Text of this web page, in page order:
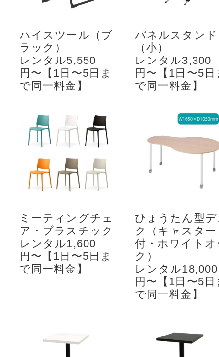
ハイスツール（ブ
ラック）
レンタル5,550
円〜【1日〜5日ま
で同一料金】
パネルスタンド
（小）
レンタル3,300
円〜【1日〜5日
で同一料金】
ミーティングチェ
ア・プラスチック
レンタル1,600
円〜【1日〜5日ま
で同一料金】
ひょうたん型
ク（キャスター
付・ホワイトオ
ク）
レンタル18,000
円〜【1日〜5日
で同一料金】